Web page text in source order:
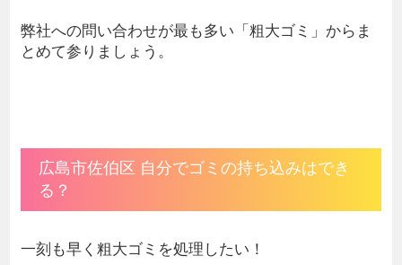
弊社への問い合わせが最も多い「粗大ゴミ」からま
とめて参りましょう。
広島市佐伯区 自分でゴミの持ち込みはでき
る？
一刻も早く粗大ゴミを処理したい！